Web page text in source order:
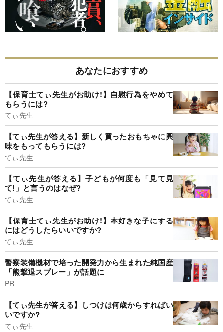
あなたにおすすめ
【保育士てぃ先生がお助け!】自慰行為をやめて
もらうには?
てぃ先生
【てぃ先生が答える】新しく買ったおもちゃに興
味をもってもらうには?
てぃ先生
【てぃ先生が答える】子どもが何度も「見て見
て!」と言うのはなぜ?
てぃ先生
【保育士てぃ先生がお助け!】本好きな子にする
にはどうしたらいいですか?
てぃ先生
警察装備機材で培った開発力から生まれた純国産
「熊撃退スプレー」が話題に
PR
【てぃ先生が答える】しつけは何歳からすればい
いですか?
てぃ先生